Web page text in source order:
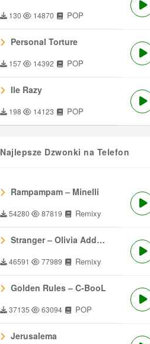
130 14870 POP
Personal Torture
157 14392 POP
Ile Razy
198 14123 POP
Najlepsze Dzwonki na Telefon
Rampampam – Minelli
54280 87819 Remixy
Stranger – Olivia Addams
46591 77989 Remixy
Golden Rules – C-BooL
37135 63094 POP
Jerusalema